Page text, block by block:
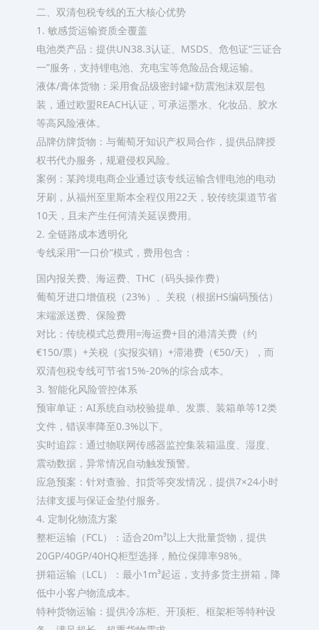
二、双清包税专线的五大核心优势
1. 敏感货运输资质全覆盖
电池类产品：提供UN38.3认证、MSDS、危包证“三证合
一”服务，支持锂电池、充电宝等危险品合规运输。
液体/膏体货物：采用食品级密封罐+防震泡沫双层包
装，通过欧盟REACH认证，可承运墨水、化妆品、胶水
等高风险液体。
品牌仿牌货物：与葡萄牙知识产权局合作，提供品牌授
权书代办服务，规避侵权风险。
案例：某跨境电商企业通过该专线运输含锂电池的电动
牙刷，从福州至里斯本全程仅用22天，较传统渠道节省
10天，且未产生任何清关延误费用。
2. 全链路成本透明化
专线采用“一口价”模式，费用包含：
国内报关费、海运费、THC（码头操作费）
葡萄牙进口增值税（23%）、关税（根据HS编码预估）
末端派送费、保险费
对比：传统模式总费用=海运费+目的港清关费（约
€150/票）+关税（实报实销）+滞港费（€50/天），而
双清包税专线可节省15%-20%的综合成本。
3. 智能化风险管控体系
预审单证：AI系统自动校验提单、发票、装箱单等12类
文件，错误率降至0.3%以下。
实时追踪：通过物联网传感器监控集装箱温度、湿度、
震动数据，异常情况自动触发预警。
应急预案：针对查验、扣货等突发情况，提供7×24小时
法律支援与保证金垫付服务。
4. 定制化物流方案
整柜运输（FCL）：适合20m³以上大批量货物，提供
20GP/40GP/40HQ柜型选择，舱位保障率98%。
拼箱运输（LCL）：最小1m³起运，支持多货主拼箱，降
低中小客户物流成本。
特种货物运输：提供冷冻柜、开顶柜、框架柜等特种设